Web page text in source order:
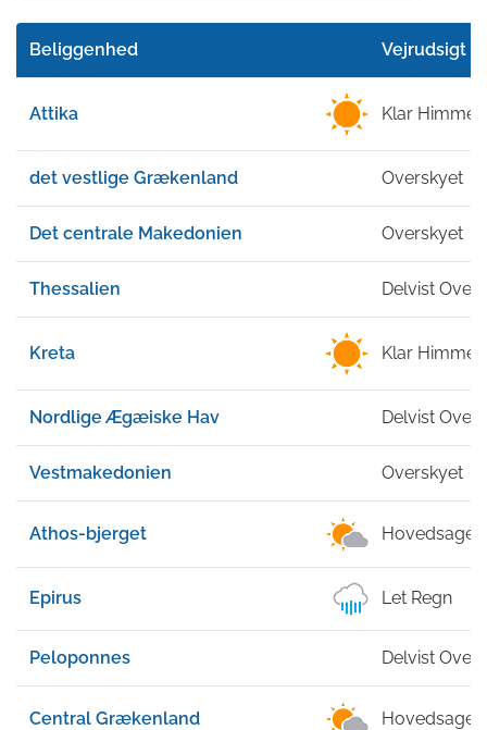
Beliggenhed Vejrudsigt
Attika Klar Himmel
det vestlige Grækenland Overskyet
Det centrale Makedonien Overskyet
Thessalien Delvist
Kreta Klar Himmel
Nordlige Ægæiske Hav Delvist
Vestmakedonien Overskyet
Athos-bjerget
Epirus Let Regn
Peloponnes Delvist
Central Grækenland